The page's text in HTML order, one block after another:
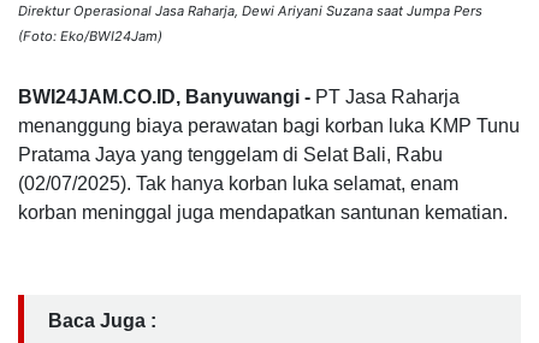
Direktur Operasional Jasa Raharja, Dewi Ariyani Suzana saat Jumpa Pers
(Foto: Eko/BWI24Jam)
BWI24JAM.CO.ID, Banyuwangi - PT Jasa Raharja
menanggung biaya perawatan bagi korban luka KMP Tunu
Pratama Jaya yang tenggelam di Selat Bali, Rabu
(02/07/2025). Tak hanya korban luka selamat, enam
korban meninggal juga mendapatkan santunan kematian.
Baca Juga :